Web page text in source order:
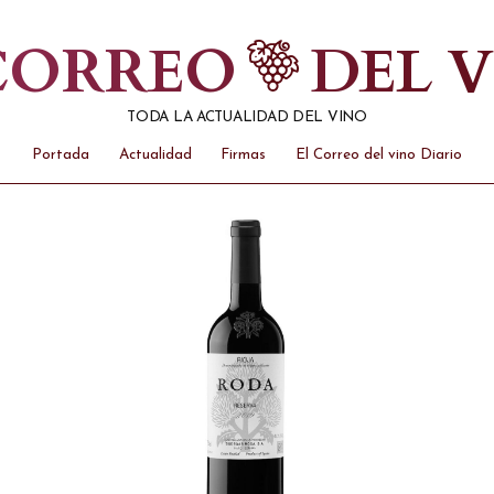
DEL
TODA LA ACTUALIDAD DEL VINO
Portada Actualidad Firmas El Correo del vino Diario